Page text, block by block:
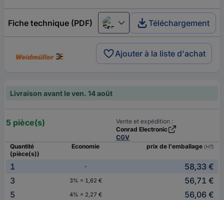
Fiche technique (PDF) Français Téléchargement
Ajouter à la liste d'achat
Livraison avant le ven. 14 août
5 pièce(s)
Vente et expédition :
Conrad Electronic
CGV
Quantité
(pièce(s))
Economie prix de l'emballage (HT)
1 -
58,33 €
3
3% = 1,62 €
56,71 €
5
4% = 2,27 €
56,06 €